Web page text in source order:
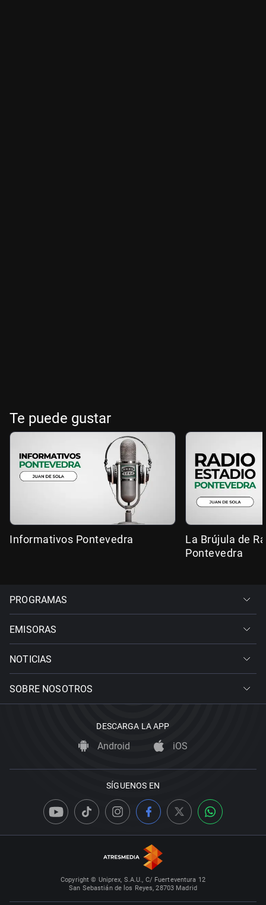
Te puede gustar
Informativos Pontevedra
La Brújula de
Pontevedra
PROGRAMAS
EMISORAS
NOTICIAS
SOBRE NOSOTROS
DESCARGA LA APP
Android iOS
SÍGUENOS EN
Copyright © Uniprex, S.A.U., C/ Fuerteventura 12
San Sebastián de los Reyes, 28703 Madrid